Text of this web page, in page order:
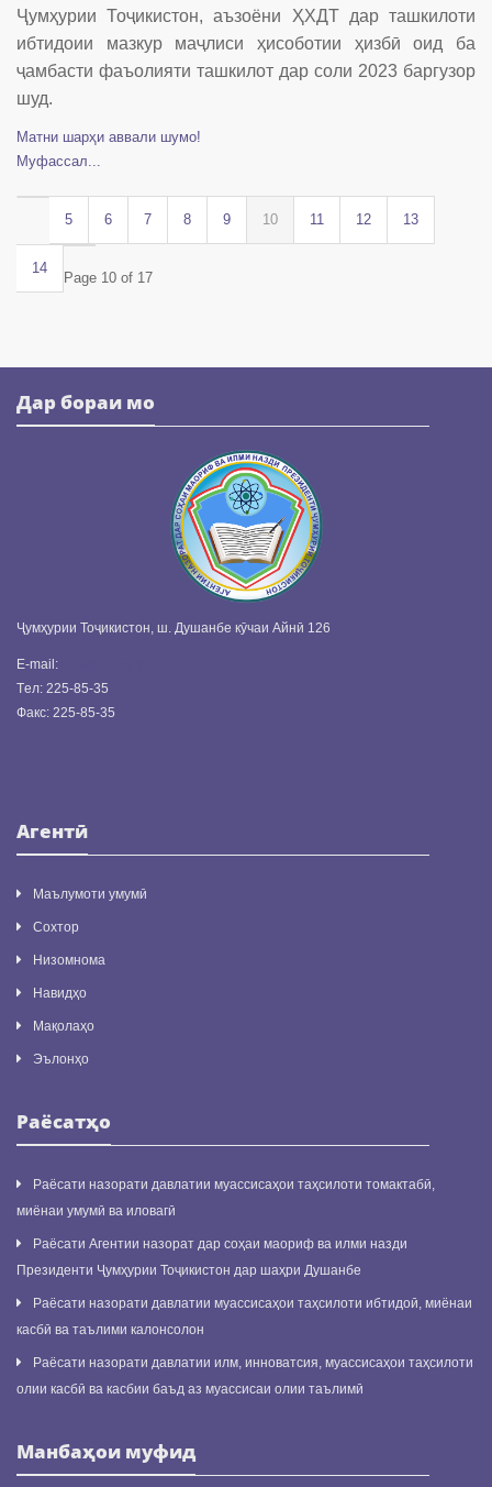
Ҷумҳурии Тоҷикистон, аъзоёни ҲХДТ дар ташкилоти
ибтидоии мазкур маҷлиси ҳисоботии ҳизбӣ оид ба
ҷамбасти фаъолияти ташкилот дар соли 2023 баргузор
шуд.
Матни шарҳи аввали шумо!
Муфассал...
5 6 7 8 9 10 11 12 13
14
Page 10 of 17
Дар бораи мо
Ҷумҳурии Тоҷикистон, ш. Душанбе кӯчаи Айнӣ 126
E-mail:
Tел: 225-85-35
Факс: 225-85-35
Агентӣ
Маълумоти умумӣ
Сохтор
Низомнома
Навидҳо
Мақолаҳо
Эълонҳо
Раёсатҳо
Раёсати назорати давлатии муассисаҳои таҳсилоти томактабӣ,
миёнаи умумӣ ва иловагӣ
Раёсати Агентии назорат дар соҳаи маориф ва илми назди
Президенти Ҷумҳурии Тоҷикистон дар шаҳри Душанбе
Раёсати назорати давлатии муассисаҳои таҳсилоти ибтидоӣ, миёнаи
касбӣ ва таълими калонсолон
Раёсати назорати давлатии илм, инноватсия, муассисаҳои таҳсилоти
олии касбӣ ва касбии баъд аз муассисаи олии таълимӣ
Манбаҳои муфид